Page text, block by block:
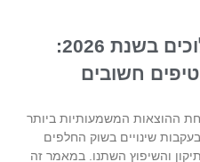
החלפת תיבת הילוכים בשנת 2026:
חשובים
ההוצאות המשמעותיות ביותר
הרכב. בשנת 2026, בעקבות שינויים בשוק החלפים
והשיפוץ השתנו. במאמר זה